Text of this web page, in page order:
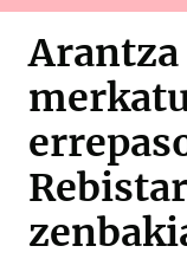
Arantza